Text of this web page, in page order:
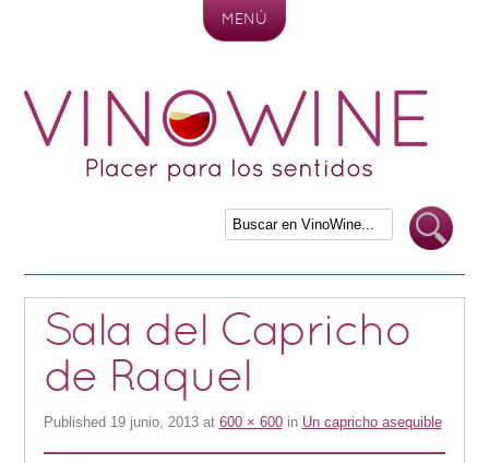
MENÚ
Sala del Capricho
de Raquel
Published 19 junio, 2013at 600 × 600in Un capricho asequible